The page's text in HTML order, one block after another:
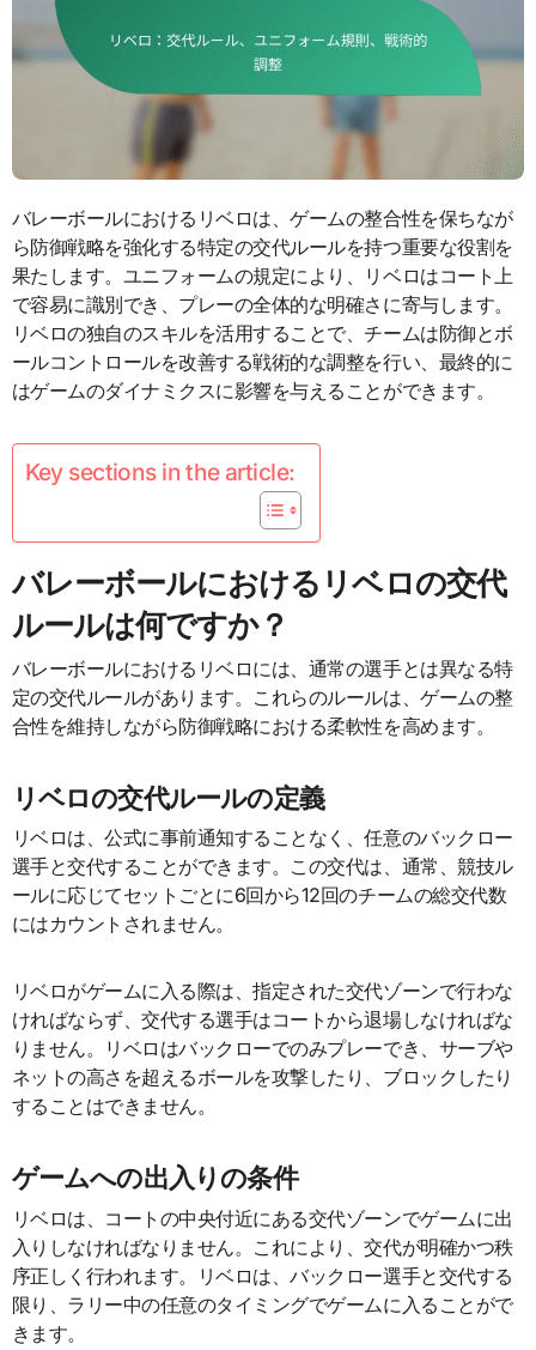
バレーボールにおけるリベロは、ゲームの整合性を保ちなが
ら防御戦略を強化する特定の交代ルールを持つ重要な役割を
果たします。ユニフォームの規定により、リベロはコート上
で容易に識別でき、プレーの全体的な明確さに寄与します。
リベロの独自のスキルを活用することで、チームは防御とボ
ールコントロールを改善する戦術的な調整を行い、最終的に
はゲームのダイナミクスに影響を与えることができます。
Key sections in the article:
バレーボールにおけるリベロの交代
ルールは何ですか？
バレーボールにおけるリベロには、通常の選手とは異なる特
定の交代ルールがあります。これらのルールは、ゲームの整
合性を維持しながら防御戦略における柔軟性を高めます。
リベロの交代ルールの定義
リベロは、公式に事前通知することなく、任意のバックロー
選手と交代することができます。この交代は、通常、競技ル
ールに応じてセットごとに6回から12回のチームの総交代数
にはカウントされません。
リベロがゲームに入る際は、指定された交代ゾーンで行わな
ければならず、交代する選手はコートから退場しなければな
りません。リベロはバックローでのみプレーでき、サーブや
ネットの高さを超えるボールを攻撃したり、ブロックしたり
することはできません。
ゲームへの出入りの条件
リベロは、コートの中央付近にある交代ゾーンでゲームに出
入りしなければなりません。これにより、交代が明確かつ秩
序正しく行われます。リベロは、バックロー選手と交代する
限り、ラリー中の任意のタイミングでゲームに入ることがで
きます。